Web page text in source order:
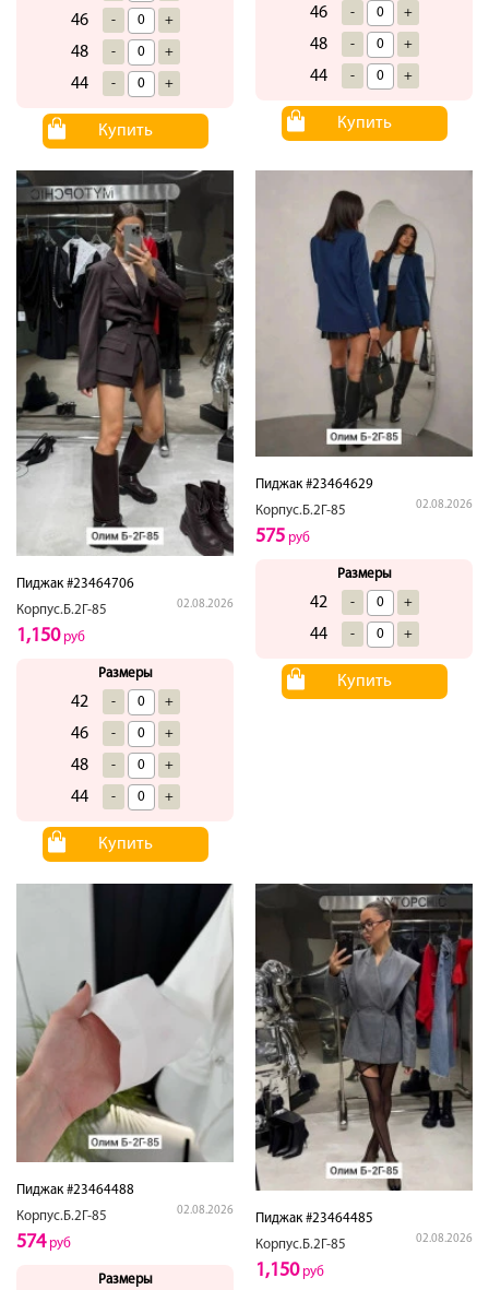
46 - +
48 - +
44 - +
Купить
46 - +
48 - +
44 - +
Купить
Пиджак #23464706
Корпус.Б.2Г-85
02.08.2026
1,150руб
Размеры
42 - +
46 - +
48 - +
44 - +
Купить
Пиджак #23464629
Корпус.Б.2Г-85
02.08.2026
575 руб
Размеры
42 - +
44 - +
Купить
Пиджак #23464488
Корпус.Б.2Г-85
02.08.2026
574руб
Размеры
Пиджак #23464485
Корпус.Б.2Г-85
02.08.2026
1,150руб